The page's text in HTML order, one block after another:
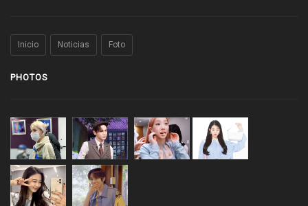
Inicio Noticias Foto
PHOTOS